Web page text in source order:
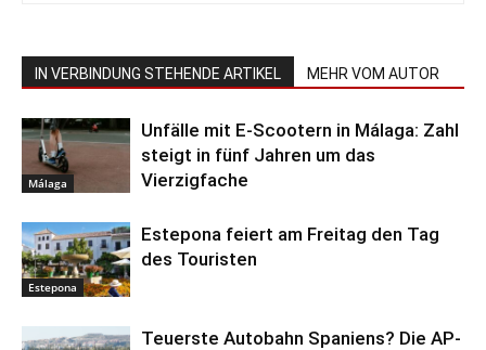
IN VERBINDUNG STEHENDE ARTIKEL MEHR VOM AUTOR
Málaga
Unfälle mit E-Scootern in Málaga: Zahl
steigt in fünf Jahren um das
Vierzigfache
Estepona
Estepona feiert am Freitag den Tag
des Touristen
Teuerste Autobahn Spaniens? Die AP-